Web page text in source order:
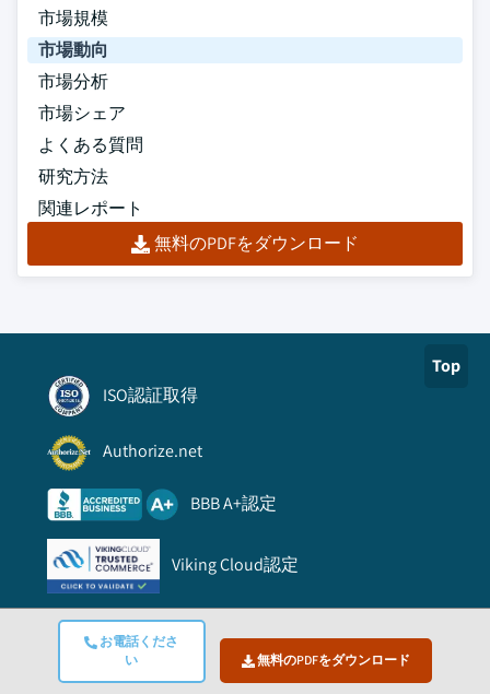
お電話くださ
い
無料のPDFをダウンロード
市場規模
市場動向
市場分析
市場シェア
よくある質問
研究方法
関連レポート
無料のPDFをダウンロード
Top
ISO認証取得
Authorize.net
BBB A+認定
Viking Cloud認定
リンク
よくある質問